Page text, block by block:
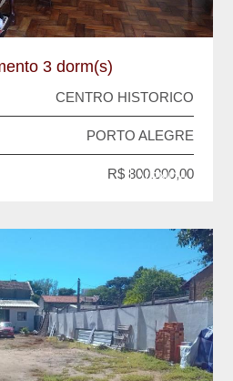
3 dorm(s)
CENTRO HISTORICO
PORTO ALEGRE
R$ 800.000,00
VENDA